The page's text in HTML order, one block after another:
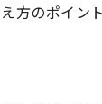
方のポイン